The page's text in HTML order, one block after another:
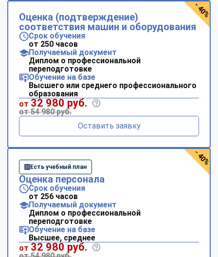
Оценка (подтверждение)
соответствия машин и оборудования
Срок обучения
от 250 часов
Получаемый документ
Диплом о профессиональной
переподготовке
Обучение на базе
Высшего или среднего профессионального
образования
от 32 980 руб.
от 54 980 руб.
Оставить заявку
- 40%
Есть учебный план
Оценка персонала
Срок обучения
от 256 часов
Получаемый документ
Диплом о профессиональной
переподготовке
Обучение на базе
Высшее, среднее
от 32 980 руб.
- 40%